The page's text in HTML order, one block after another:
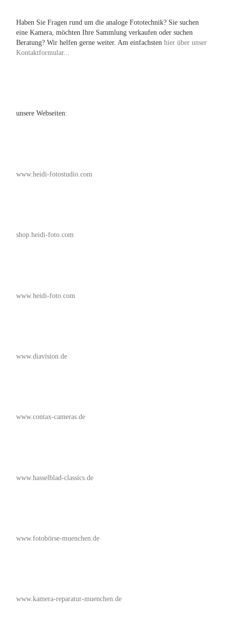
Haben Sie Fragen rund um die analoge Fototechnik? Sie suchen
eine Kamera, möchten Ihre Sammlung verkaufen oder suchen
Beratung? Wir helfen gerne weiter. Am einfachsten hier über unser
Kontaktformular...
unsere Webseiten:
www.heidi-fotostudio.com
shop.heidi-foto.com
www.heidi-foto.com
www.diavision.de
www.contax-cameras.de
www.hasselblad-classics.de
www.fotobörse-muenchen.de
www.kamera-reparatur-muenchen.de